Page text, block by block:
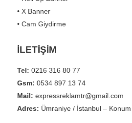
• X Banner
• Cam Giydirme
İLETİŞİM
Tel: 0216 316 80 77
Gsm: 0534 897 13 74
Mail: expressreklamtr@gmail.com
Adres: Ümraniye / İstanbul – Konum